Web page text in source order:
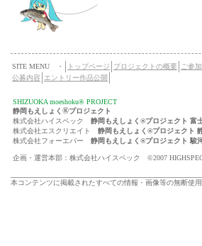
SITE MENU ・ トップページ プロジェクトの概要 ご参
公募内容
エントリー作品公開
SHIZUOKA moeshoku® PROJECT
静岡もえしょく ®プロジェクト
株式会社ハイスペック 静岡もえしょく®プロジェクト 富
株式会社エスクリエイト 静岡もえしょく®プロジェクト
株式会社フォーエバー 静岡もえしょく®プロジェクト 駿
企画・運営本部：株式会社ハイスペック ©2007
本コンテンツに掲載されたすべての情報・画像等の無断使